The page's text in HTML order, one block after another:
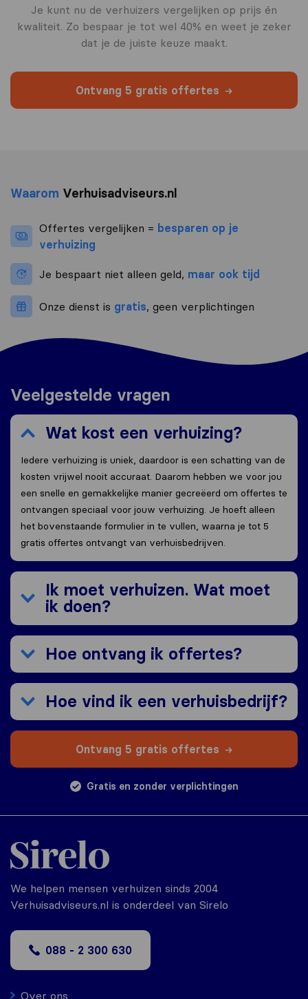
Je kunt nu de verhuizers vergelijken op prijs én
kwaliteit. Zo bespaar je tot wel 40% en weet je zeker
dat je de juiste keuze maakt.
Ontvang 5 gratis offertes
Waarom Verhuisadviseurs.nl
Offertes vergelijken = besparen op je
verhuizing
Je bespaart niet alleen geld, maar ook tijd
Onze dienst is gratis, geen verplichtingen
Veelgestelde vragen
Wat kost een verhuizing?
Iedere verhuizing is uniek, daardoor is een schatting van de
kosten vrijwel nooit accuraat. Daarom hebben we voor jou
een snelle en gemakkelijke manier gecreëerd om offertes te
ontvangen speciaal voor jouw verhuizing. Je hoeft alleen
het bovenstaande formulier in te vullen, waarna je tot 5
gratis offertes ontvangt van verhuisbedrijven.
Ik moet verhuizen. Wat moet
ik doen?
Hoe ontvang ik offertes?
Hoe vind ik een verhuisbedrijf?
Ontvang 5 gratis offertes
Gratis en zonder verplichtingen
We helpen mensen verhuizen sinds 2004
Verhuisadviseurs.nl is onderdeel van Sirelo
088 - 2 300 630
Over ons